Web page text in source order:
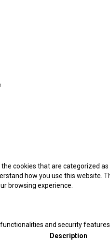
cookies that are categorized
how you use this website.
browsing experience.
and security
Description